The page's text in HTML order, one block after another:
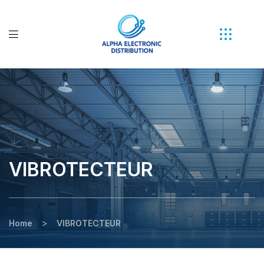
VIBROTECTEUR
Home > VIBROTECTEUR